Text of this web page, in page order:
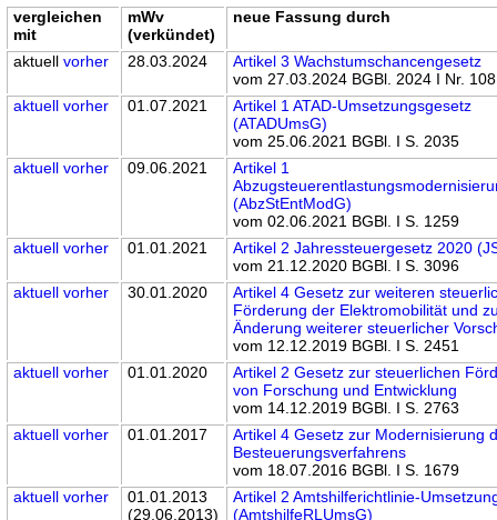
vergleichen
mit
mWv
(verkündet)
neue Fassung durch
aktuellvorher 28.03.2024
Artikel 3 Wachstumschancengesetz
vom 27.03.2024 BGBl. 2024 I Nr. 108
aktuell vorher 01.07.2021
Artikel 1 ATAD-Umsetzungsgesetz
(ATADUmsG)
vom 25.06.2021 BGBl. I S. 2035
aktuell vorher 09.06.2021
Artikel 1
(AbzStEntModG)
vom 02.06.2021 BGBl. I S. 1259
aktuell vorher 01.01.2021
Artikel 2 Jahressteuergesetz 2020
vom 21.12.2020 BGBl. I S. 3096
aktuell vorher 30.01.2020
Artikel 4 Gesetz zur weiteren
Förderung der Elektromobilität und
Änderung weiterer steuerlicher
vom 12.12.2019 BGBl. I S. 2451
aktuell vorher 01.01.2020
Artikel 2 Gesetz zur steuerlichen
von Forschung und Entwicklung
vom 14.12.2019 BGBl. I S. 2763
aktuell vorher 01.01.2017
Artikel 4 Gesetz zur Modernisierung
Besteuerungsverfahrens
vom 18.07.2016 BGBl. I S. 1679
aktuell vorher
01.01.2013
(29.06.2013)
Artikel 2 Amtshilferichtlinie-
(AmtshilfeRLUmsG)